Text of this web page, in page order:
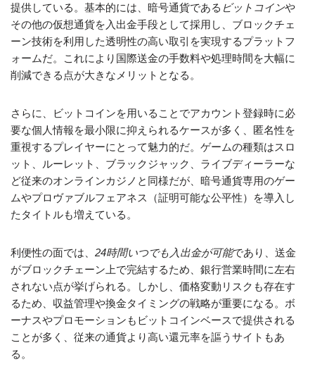
提供している。基本的には、暗号通貨である ビットコインや
その他の仮想通貨を入出金手段として採用し、ブロックチェ
ーン技術を利用した透明性の高い取引を実現するプラットフ
ォームだ。これにより国際送金の手数料や処理時間を大幅に
削減できる点が大きなメリットとなる。
さらに、ビットコインを用いることでアカウント登録時に必
要な個人情報を最小限に抑えられるケースが多く、匿名性を
重視するプレイヤーにとって魅力的だ。ゲームの種類はスロ
ット、ルーレット、ブラックジャック、ライブディーラーな
ど従来のオンラインカジノと同様だが、暗号通貨専用のゲー
ムやプロヴァブルフェアネス（証明可能な公平性）を導入し
たタイトルも増えている。
利便性の面では、 24時間いつでも入出金が可能であり、送金
がブロックチェーン上で完結するため、銀行営業時間に左右
されない点が挙げられる。しかし、価格変動リスクも存在す
るため、収益管理や換金タイミングの戦略が重要になる。ボ
ーナスやプロモーションもビットコインベースで提供される
ことが多く、従来の通貨より高い還元率を謳うサイトもあ
る。